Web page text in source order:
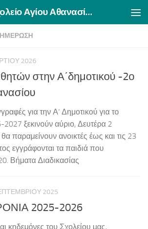
2ο Δημοτικό Σχολείο Αγίου Αθανασίου Δράμας
2026
στην Α΄δημοτικού -2ο
για την Α’ Δημοτικού για το
2027 ξεκινούν αύριο, Δευτέρα 2
παραμείνουν ανοικτές έως και τις 23
εγγράφονται τα παιδιά που
Βήματα Διαδικασίας
2025
2025-2026
κηδεμόνες του Σχολείου μας,